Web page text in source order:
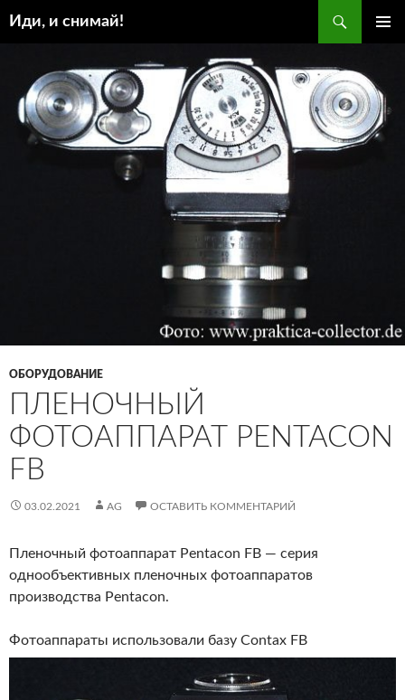
Иди, и снимай!
СОДЕРЖИМОМУ
ОБОРУДОВАНИЕ
ПЛЕНОЧНЫЙ
ФОТОАППАРАТ PENTACON
FB
03.02.2021 AG ОСТАВИТЬ КОММЕНТАРИЙ
Пленочный фотоаппарат Pentacon FB — серия
однообъективных пленочных фотоаппаратов
производства Pentacon.
Фотоаппараты использовали базу Contax FB